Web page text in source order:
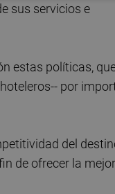
sus servicios e
estas políticas,
por
del
de ofrecer la mejor